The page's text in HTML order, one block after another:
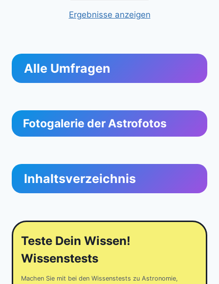
Ergebnisse anzeigen
Alle Umfragen
Fotogalerie der Astrofotos
Inhaltsverzeichnis
Teste Dein Wissen!
Wissenstests
Machen Sie mit bei den Wissenstests zu Astronomie,